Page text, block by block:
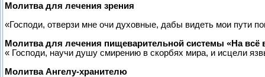
Молитва для лечения зрения
«Господи, отверзи мне очи духовные, дабы видеть мои пути
Молитва для лечения пищеварительной системы «На всё
« Господи, научи душу смирению в скорбях мира, и исцели
Молитва Ангелу-хранителю